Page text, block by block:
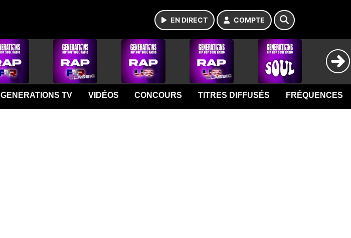
EN DIRECT COMPTE
GENERATIONS TV VIDÉOS CONCOURS TITRES DIFFUSÉS FRÉQUENCES